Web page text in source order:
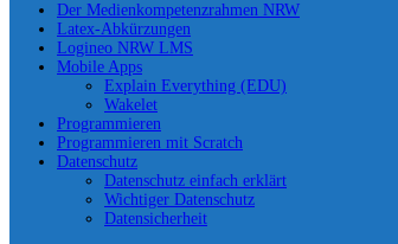
Der Medienkompetenzrahmen NRW
Latex-Abkürzungen
Logineo NRW LMS
Mobile Apps
Explain Everything (EDU)
Wakelet
Programmieren
Programmieren mit Scratch
Datenschutz
Datenschutz einfach erklärt
Wichtiger Datenschutz
Datensicherheit